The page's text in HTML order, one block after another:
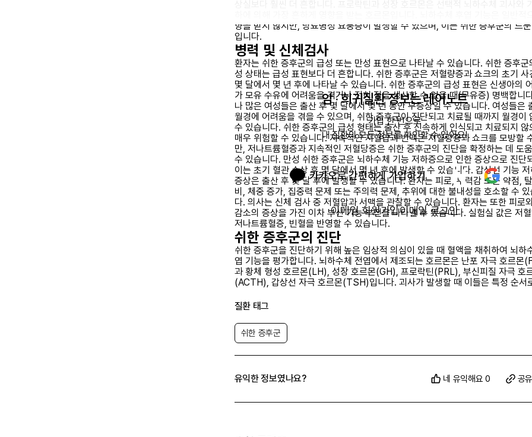
향을 받지 않지만, 당뇨병성 요붕증이 발생할 수 있으며, 이는 쉬한 증후군의 드
입니다.
병력 및 신체검사
환자는 쉬한 증후군의 급성 또는 만성 표현으로 나타날 수 있습니다. 쉬한 증후군
성 상태는 급성 표현보다 더 흔합니다. 쉬한 증후군은 저혈량증과 쇼크의 초기 사
몇 달에서 몇 년 후에 나타날 수 있습니다. 쉬한 증후군의 급성 표현은 신생아의
가 모유 수유에 어려움을 겪거나 전혀 젖을 생산할 수 없을 때(무유증) 명백합니
나 많은 여성들은 출산 후 몇 달에서 몇 년 동안 무증상일 수 있습니다. 여성들은
월경에 어려움을 겪을 수 있으며, 쉬한 증후군이 진단되고 치료될 때까지 월경이
수 있습니다. 쉬한 증후군의 급성 형태는 출산 후 신속하게 인식되고 치료되지 않
매우 위험할 수 있습니다. 지속적인 저혈압과 빈맥은 저혈량증과 쇼크를 모방할
만, 저나트륨혈증과 지속적인 저혈당증은 쉬한 증후군의 진단을 확정하는 데 도
수 있습니다. 만성 쉬한 증후군은 뇌하수체 기능 저하증으로 인한 증상으로 진단
이는 초기 혈관 손상 후 몇 달에서 몇 년 후에 발생할 수 있습니다. 갑상선 기능 저
증상은 출산 후 몇 달 후에 발생할 수 있습니다. 환자는 피로, 무력감 또는 약점,
비, 체중 증가, 집중력 문제 또는 주의력 문제, 추위에 대한 불내성을 호소할 수 있
다. 의사는 신체 검사 중 저혈압과 서맥을 관찰할 수 있습니다. 환자는 또한 피로
감소의 증상을 가진 이차 부신 기능 부전을 나타낼 수 있습니다. 실험실 값은 저
저나트륨혈증, 빈혈을 반영할 수 있습니다.
쉬한 증후군의 진단
쉬한 증후군을 진단하기 위해 높은 임상적 의심이 있을 때 혈액을 채취하여 뇌하
엽 기능을 평가합니다. 뇌하수체 전엽에서 제조되는 호르몬은 난포 자극 호르몬
과 황체 형성 호르몬(LH), 성장 호르몬(GH), 프로락틴(PRL), 부신피질 자극 호
(ACTH), 갑상선 자극 호르몬(TSH)입니다. 괴사가 발생할 때 이들은 특정 순서
습니다. 주문할 실험실 테스트에는 완전 혈구 수(CBC)와 차등 수, 기본 대사 프로
상선 기능 테스트(TSH, FT3, FT4), FSH, LH, 프로락틴, 에스트로겐, 코티솔, 성
르몬이 포함됩니다. 낮은 기초 호르몬 수치와 쉬한 증후군을 시사하는 병력과 신체
을 찾는 것이 진단에 도움이 됩니다. 쉬한 증후군과 관련된 다른 실험실 테스트에
상적 세포성/정상적 색소성 빈혈, 혈소판 감소증, 범혈구 감소증이 포함될 수 있습
저나트륨혈증과 저혈당증도 존재할 수 있습니다. 쉬한 증후군의 진단을 확인하
및 aPTT 테스트, 항뇌하수체 항체, 항시상하부 항체가 포함될 수 있습니다. 이
공명영상(MRI) 평가를 통해 진단을 확인할 수 있습니다. 약 70%의 환자에서 빈
암 · 희귀질환 정보는 레어노트
가입 한 번으로
내 질환의 모든 정보를 확인할 수 있어요!
카카오로 간편하게 가입하기
이메일 회원가입이메일 로그인
질환 태그
쉬한 증후군
유익한 정보였나요? 네 유익해요 0 공